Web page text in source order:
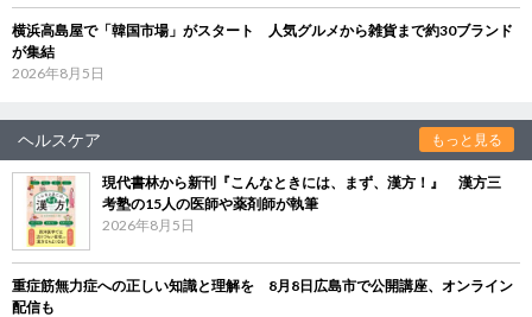
横浜高島屋で「韓国市場」がスタート 人気グルメから雑貨まで約30ブランド
が集結
2026年8月5日
ヘルスケア もっと見る
現代書林から新刊『こんなときには、まず、漢方！』 漢方三
考塾の15人の医師や薬剤師が執筆
2026年8月5日
重症筋無力症への正しい知識と理解を 8月8日広島市で公開講座、オンライン
配信も